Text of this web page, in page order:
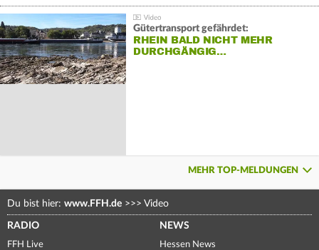
Gütertransport gefährdet:
RHEIN BALD NICHT MEHR
DURCHGÄNGIG…
MEHR TOP-MELDUNGEN
Du bist hier: www.FFH.de >>> Video
RADIO
FFH Live
NEWS
Hessen News